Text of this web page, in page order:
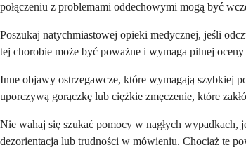
połączeniu z problemami oddechowymi mogą być
Poszukaj natychmiastowej opieki medycznej, jeśli
tej chorobie może być poważne i wymaga pilnej oceny
Inne objawy ostrzegawcze, które wymagają szybkiej
uporczywą gorączkę lub ciężkie zmęczenie, które
Nie wahaj się szukać pomocy w nagłych wypadkach,
dezorientacja lub trudności w mówieniu. Chociaż te